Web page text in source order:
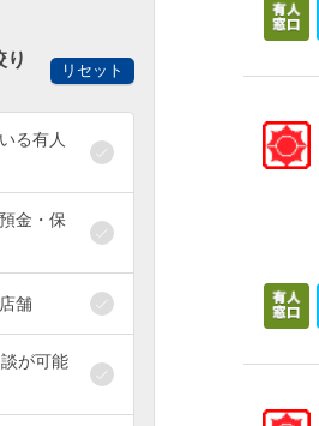
り
リセット
る有人
金・保
舗
が可能